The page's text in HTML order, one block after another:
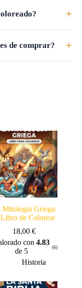
+
de comprar? +
Mitologia Griega:
de Colorear
18,00€
con 4.83
de 5
(6)
Historia